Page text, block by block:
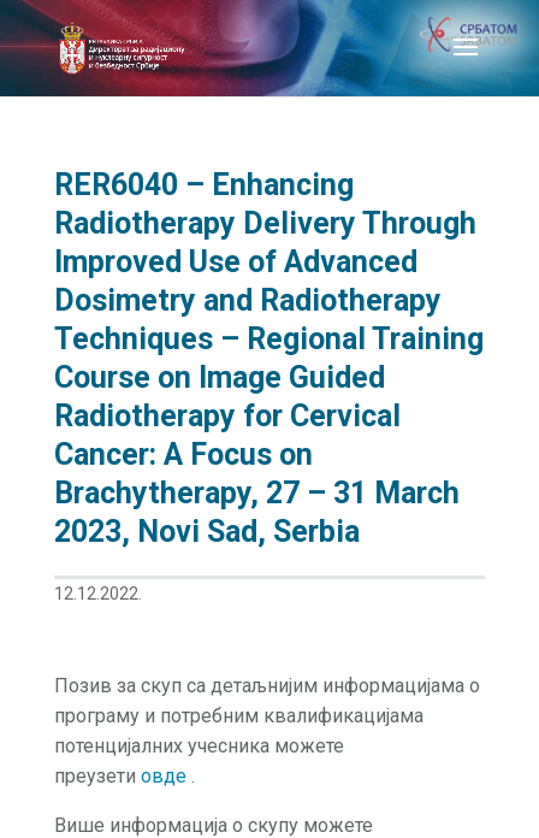
RER6040 – Enhancing
Radiotherapy Delivery Through
Improved Use of Advanced
Dosimetry and Radiotherapy
Techniques – Regional Training
Course on Image Guided
Radiotherapy for Cervical
Cancer: A Focus on
Brachytherapy, 27 – 31 March
2023, Novi Sad, Serbia
12.12.2022.
Позив за скуп са детаљнијим информацијама о
програму и потребним квалификацијама
потенцијалних учесника можете
преузети овде .
Више информација о скупу можете